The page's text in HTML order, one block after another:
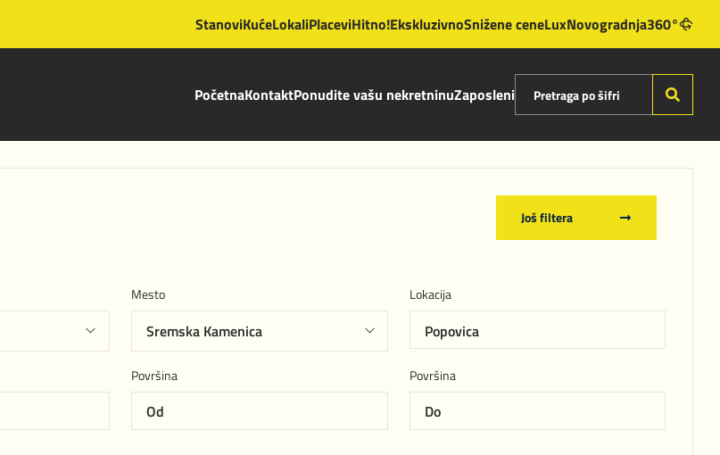
StanoviKućeLokaliPlaceviHitno!EkskluzivnoSnižene ceneLuxNovogradnja360°
PočetnaKontaktPonudite vašu nekretninuZaposleni
Još filtera
Mesto Lokacija
Popovica
Površina Površina